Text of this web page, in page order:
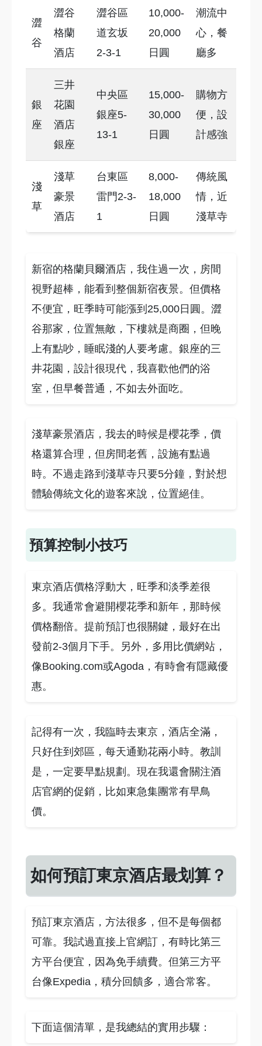
澀
谷
澀谷
格蘭
酒店
澀谷區
道玄坂
2-3-1
10,000-
20,000
日圓
潮流中
心，餐
廳多
銀
座
三井
花園
酒店
銀座
中央區
銀座5-
13-1
15,000-
30,000
日圓
購物方
便，設
計感強
淺
草
淺草
豪景
酒店
台東區
雷門2-3-
1
8,000-
18,000
日圓
傳統風
情，近
淺草寺
新宿的格蘭貝爾酒店，我住過一次，房間
視野超棒，能看到整個新宿夜景。但價格
不便宜，旺季時可能漲到25,000日圓。澀
谷那家，位置無敵，下樓就是商圈，但晚
上有點吵，睡眠淺的人要考慮。銀座的三
井花園，設計很現代，我喜歡他們的浴
室，但早餐普通，不如去外面吃。
淺草豪景酒店，我去的時候是櫻花季，價
格還算合理，但房間老舊，設施有點過
時。不過走路到淺草寺只要5分鐘，對於想
體驗傳統文化的遊客來說，位置絕佳。
預算控制小技巧
東京酒店價格浮動大，旺季和淡季差很
多。我通常會避開櫻花季和新年，那時候
價格翻倍。提前預訂也很關鍵，最好在出
發前2-3個月下手。另外，多用比價網站，
像Booking.com或Agoda，有時會有隱藏優
惠。
記得有一次，我臨時去東京，酒店全滿，
只好住到郊區，每天通勤花兩小時。教訓
是，一定要早點規劃。現在我還會關注酒
店官網的促銷，比如東急集團常有早鳥
價。
如何預訂東京酒店最划算？
預訂東京酒店，方法很多，但不是每個都
可靠。我試過直接上官網訂，有時比第三
方平台便宜，因為免手續費。但第三方平
台像Expedia，積分回饋多，適合常客。
下面這個清單，是我總結的實用步驟：